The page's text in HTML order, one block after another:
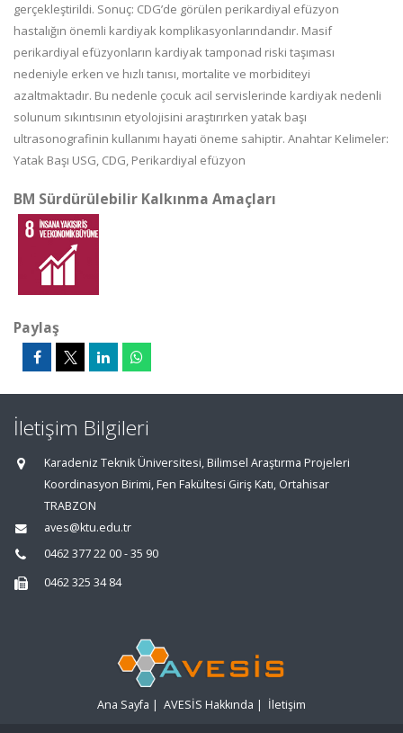
gerçekleştirildi. Sonuç: CDG’de görülen perikardiyal efüzyon
hastalığın önemli kardiyak komplikasyonlarındandır. Masif
perikardiyal efüzyonların kardiyak tamponad riski taşıması
nedeniyle erken ve hızlı tanısı, mortalite ve morbiditeyi
azaltmaktadır. Bu nedenle çocuk acil servislerinde kardiyak nedenli
solunum sıkıntısının etyolojisini araştırırken yatak başı
ultrasonografinin kullanımı hayati öneme sahiptir. Anahtar Kelimeler:
Yatak Başı USG, CDG, Perikardiyal efüzyon
BM Sürdürülebilir Kalkınma Amaçları
Paylaş
İletişim Bilgileri
Karadeniz Teknik Üniversitesi, Bilimsel Araştırma Projeleri
Koordinasyon Birimi, Fen Fakültesi Giriş Katı, Ortahisar
TRABZON
aves@ktu.edu.tr
0462 377 22 00 - 35 90
0462 325 34 84
Ana Sayfa | AVESİS Hakkında | İletişim